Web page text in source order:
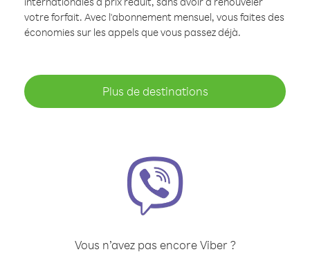
votre forfait. Avec l'abonnement mensuel, vous faites des
économies sur les appels que vous passez déjà.
Plus de destinations
Vous n’avez pas encore Viber ?